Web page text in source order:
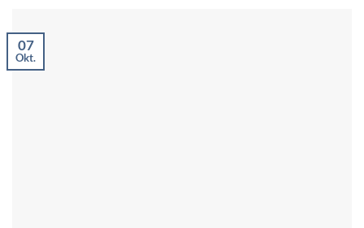
07
Okt.